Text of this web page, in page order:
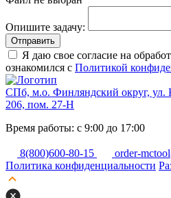
Опишите задачу:
Отправить
Я даю свое согласие на
ознакомился с Политикой
СПб, м.о. Финляндский округ, ул.
206, пом. 27-Н
Время работы: с 9:00 до 17:00
8(800)600-80-15
order-
Политика конфиденциальности